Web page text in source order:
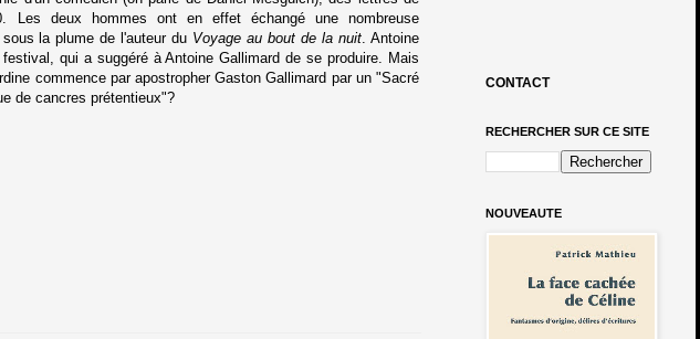
Les deux hommes ont en effet échangé une nombreuse
la plume de l'auteur du Voyage au bout de la nuit . Antoine
qui a suggéré à Antoine Gallimard de se produire. Mais
commence par apostropher Gaston Gallimard par un "Sacré
de cancres prétentieux"?
CONTACT
RECHERCHER SUR CE SITE
NOUVEAUTE